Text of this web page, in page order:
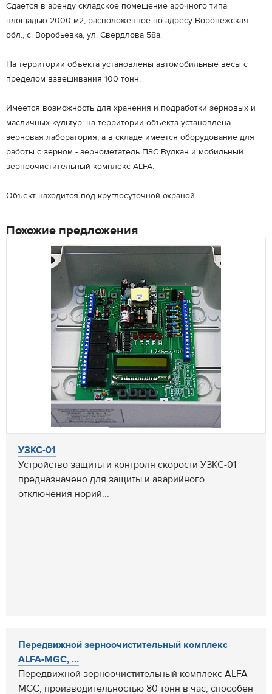
Сдается в аренду складское помещение арочного типа
площадью 2000 м2, расположенное по адресу Воронежская
обл., с. Воробьевка, ул. Свердлова 58а.
На территории объекта установлены автомобильные весы с
пределом взвешивания 100 тонн.
Имеется возможность для хранения и подработки зерновых и
масличных культур: на территории объекта установлена
зерновая лаборатория, а в складе имеется оборудование для
работы с зерном - зернометатель ПЗС Вулкан и мобильный
зерноочистительный комплекс ALFA.
Объект находится под круглосуточной охраной.
Похожие предложения
УЗКС-01
Устройство защиты и контроля скорости УЗКС-01
предназначено для защиты и аварийного
отключения норий...
Передвижной зерноочистительный комплекс
ALFA-MGC, ...
Передвижной зерноочистительный комплекс ALFA-
MGC, производительностью 80 тонн в час, способен